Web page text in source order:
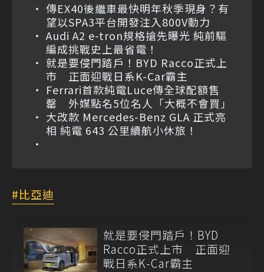
傳EX40後繼車最快明年秋季現身？有
望以SPA3平台開發注入800V動力
Audi A2 e-tron規格搶先曝光 純前驅
編成挑戰史上最省電！
就是要侵門踏戶！BYD Racco正式上
市 正面迎戰日系K-Car霸主
Ferrari首款純電Luce傳全球配額售
罄 外媒點名5位名人「大概不會買」
大改款 Mercedes-Benz GLA 正式亮
相 純電 643 公里續航小休旅！
比亞迪
就是要侵門踏戶！BYD
Racco正式上市 正面迎
戰日系K-Car霸主